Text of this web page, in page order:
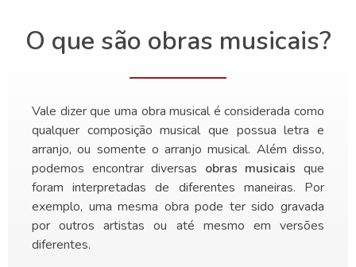
O que são obras musicais?
Vale dizer que uma obra musical é considerada como
qualquer composição musical que possua letra e
arranjo, ou somente o arranjo musical. Além disso,
podemos encontrar diversas obras musicais que
foram interpretadas de diferentes maneiras. Por
exemplo, uma mesma obra pode ter sido gravada
por outros artistas ou até mesmo em versões
diferentes.